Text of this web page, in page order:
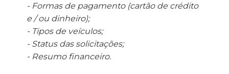
- Formas de pagamento (cartão de crédito
e / ou dinheiro);
- Tipos de veículos;
- Status das solicitações;
- Resumo financeiro.